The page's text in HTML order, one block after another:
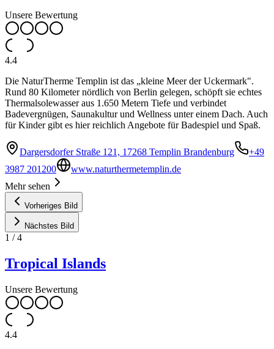
Unsere Bewertung
4.4
Die NaturTherme Templin ist das „kleine Meer der Uckermark".
Rund 80 Kilometer nördlich von Berlin gelegen, schöpft sie echtes
Thermalsolewasser aus 1.650 Metern Tiefe und verbindet
Badevergnügen, Saunakultur und Wellness unter einem Dach. Auch
für Kinder gibt es hier reichlich Angebote für Badespiel und Spaß.
Dargersdorfer Straße 121, 17268 Templin Brandenburg
+49
3987 201200
www.naturthermetemplin.de
Mehr sehen
Vorheriges Bild
Nächstes Bild
1 /4
Tropical Islands
Unsere Bewertung
4.4